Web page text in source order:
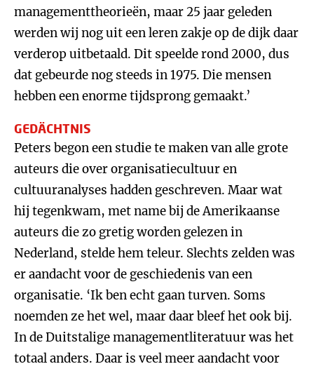
managementtheorieën, maar 25 jaar geleden
werden wij nog uit een leren zakje op de dijk daar
verderop uitbetaald. Dit speelde rond 2000, dus
dat gebeurde nog steeds in 1975. Die mensen
hebben een enorme tijdsprong gemaakt.’
GEDÄCHTNIS
Peters begon een studie te maken van alle grote
auteurs die over organisatiecultuur en
cultuuranalyses hadden geschreven. Maar wat
hij tegenkwam, met name bij de Amerikaanse
auteurs die zo gretig worden gelezen in
Nederland, stelde hem teleur. Slechts zelden was
er aandacht voor de geschiedenis van een
organisatie. ‘Ik ben echt gaan turven. Soms
noemden ze het wel, maar daar bleef het ook bij.
In de Duitstalige managementliteratuur was het
totaal anders. Daar is veel meer aandacht voor